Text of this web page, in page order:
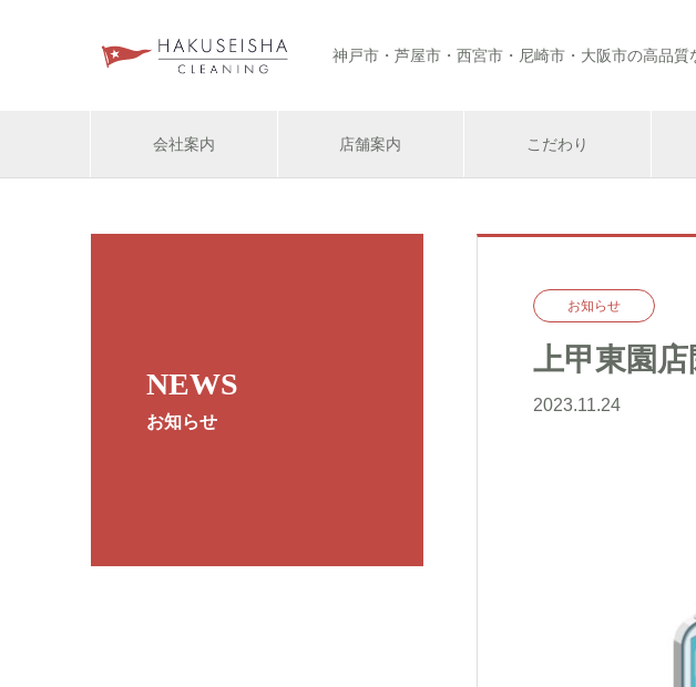
神戸市・芦屋市・西宮市・尼崎市・大阪市の高品質
会社案内 店舗案内 こだわり
NEWS
お知らせ
お知らせ
上甲東園
2023.11.24